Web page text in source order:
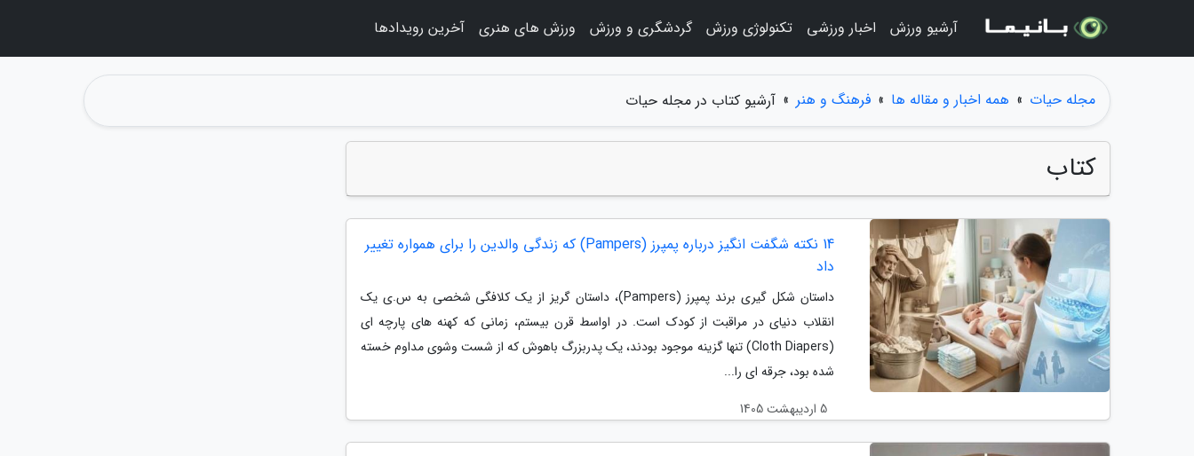
مجله حیات » همه اخبار و مقاله ها » فرهنگ و هنر » آرشیو کتاب در مجله حیات
کتاب
14 نکته شگفت انگیز درباره پمپرز (Pampers) که زندگی والدین را برای همواره تغییر
داد
داستان شکل گیری برند پمپرز (Pampers)، داستان گریز از یک کلافگی شخصی به س.ی یک
انقلاب دنیای در مراقبت از کودک است. در اواسط قرن بیستم، زمانی که کهنه های پارچه ای
(Cloth Diapers) تنها گزینه موجود بودند، یک پدربزرگ باهوش که از شست وشوی مداوم خسته
شده بود، جرقه ای را...
5 اردیبهشت 1405
آرشیو ورزش اخبار ورزشی تکنولوژی ورزش گردشگری و ورزش ورزش های هنری آخرین رویدادها